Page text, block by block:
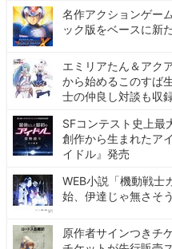
名作アクションゲー
ック版をベースに新
エミリアたん＆アク
から始めるこのすば
士の仲良し対談も収
SFコンテスト史上最
創作から生まれたア
イドル』発売
WEB小説「機動戦士
始、伊達じゃ無さそ
原作者サインつきチ